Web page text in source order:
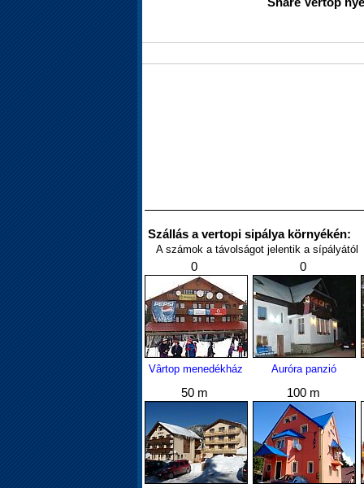
Szállás a vertopi sipálya környékén:
A számok a távolságot jelentik a sípályától
0
Vârtop menedékház
0
Auróra panzió
50 m 100 m